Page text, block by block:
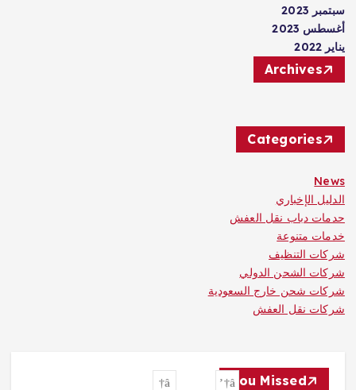
سبتمبر 2023
أغسطس 2023
يناير 2022
Archives
Categories
News
الدليل الإخباري
حدمات دباب نقل العفش
خدمات متنوعة
شركات التنظيف
شركات الشحن الدولي
شركات شحن خارج السعودية
شركات نقل العفش
You Missed